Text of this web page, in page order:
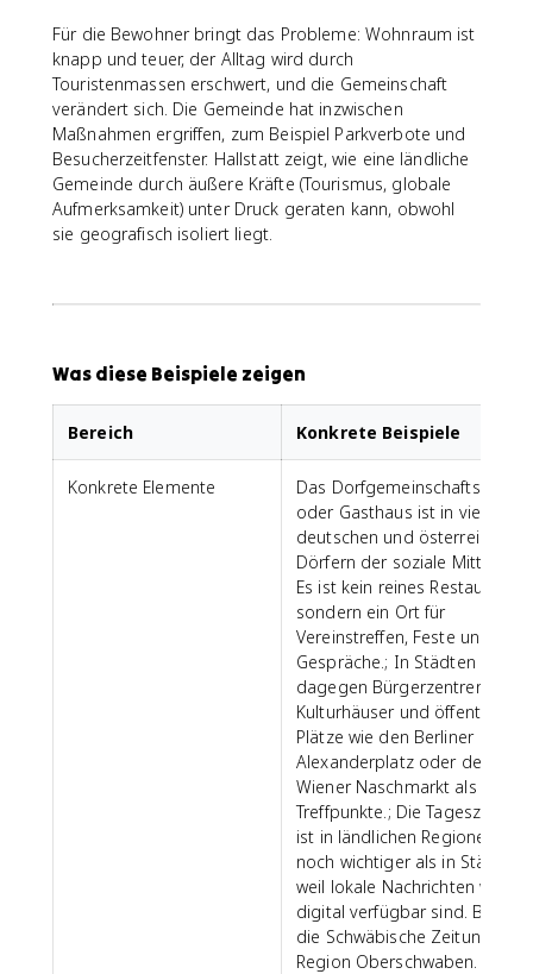
Für die Bewohner bringt das Probleme: Wohnraum ist
knapp und teuer, der Alltag wird durch
Touristenmassen erschwert, und die Gemeinschaft
verändert sich. Die Gemeinde hat inzwischen
Maßnahmen ergriffen, zum Beispiel Parkverbote und
Besucherzeitfenster. Hallstatt zeigt, wie eine ländliche
Gemeinde durch äußere Kräfte (Tourismus, globale
Aufmerksamkeit) unter Druck geraten kann, obwohl
sie geografisch isoliert liegt.
Was diese Beispiele zeigen
Bereich Konkrete Beispiele
Konkrete Elemente
Das Dorfgemeinschaftshaus
oder Gasthaus ist in vielen
deutschen und
Dörfern der soziale
Es ist kein reines Restaurant,
sondern ein Ort für
Vereinstreffen, Feste und
Gespräche.; In Städten gibt
dagegen Bürgerzentren,
Kulturhäuser und öffentliche
Plätze wie den Berliner
Alexanderplatz oder den
Wiener Naschmarkt als
Treffpunkte.; Die Tageszeitung
ist in ländlichen Regionen oft
noch wichtiger als in Städten,
weil lokale Nachrichten
digital verfügbar sind.
die Schwäbische Zeitung für
Region Oberschwaben.